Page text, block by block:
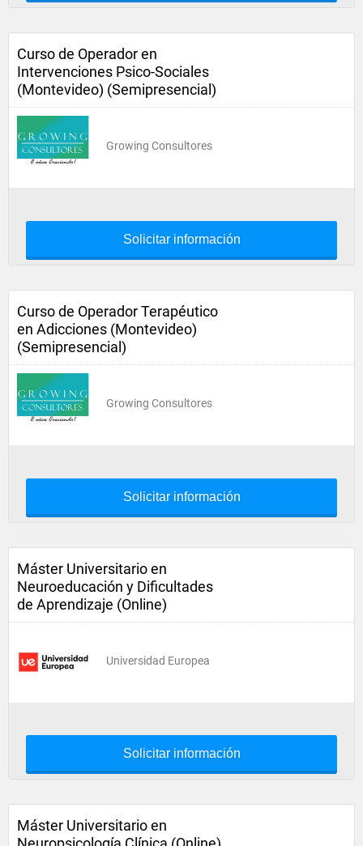
Curso de Operador en
Intervenciones Psico-Sociales
(Montevideo) (Semipresencial)
Growing Consultores
Solicitar información
Curso de Operador Terapéutico
en Adicciones (Montevideo)
(Semipresencial)
Growing Consultores
Solicitar información
Máster Universitario en
Neuroeducación y Dificultades
de Aprendizaje (Online)
Universidad Europea
Solicitar información
Máster Universitario en